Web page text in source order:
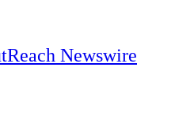
Newswire